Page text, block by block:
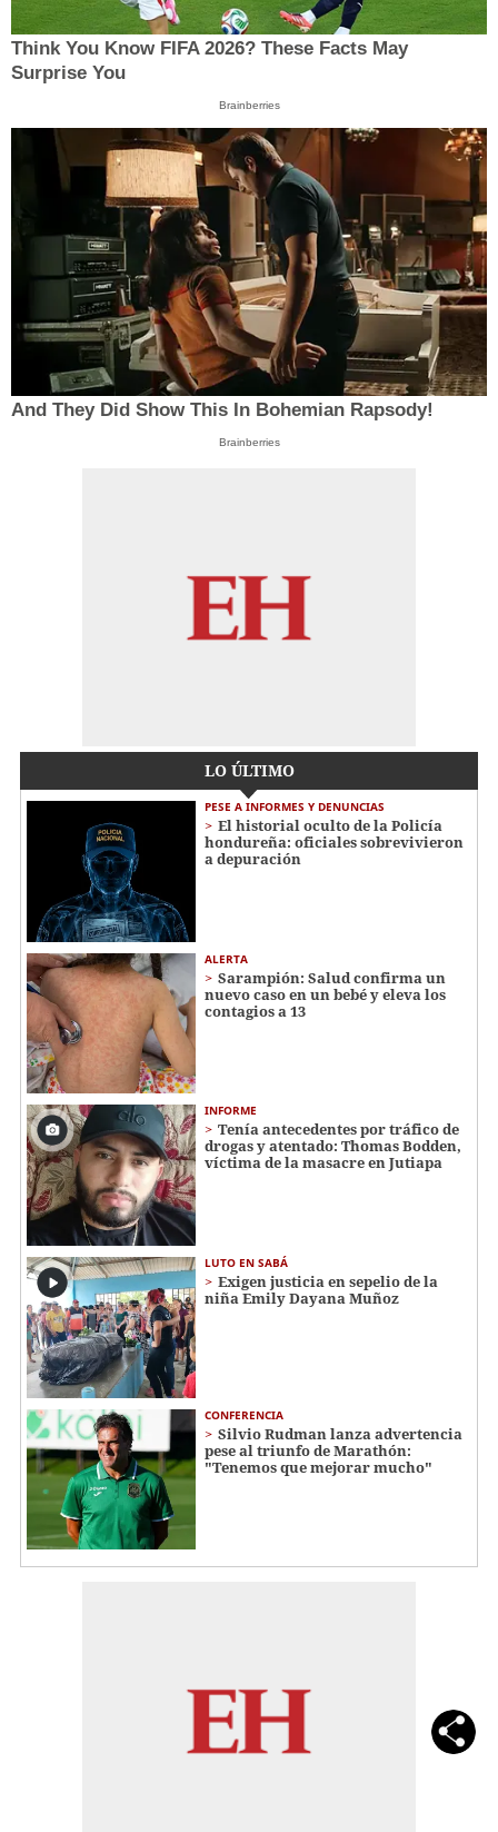
Think You Know FIFA 2026? These Facts May
Surprise You
Brainberries
And They Did Show This In Bohemian Rapsody!
Brainberries
LO ÚLTIMO
PESE A INFORMES Y DENUNCIAS
El historial oculto de la Policía
hondureña: oficiales sobrevivieron
a depuración
ALERTA
Sarampión: Salud confirma un
nuevo caso en un bebé y eleva los
contagios a 13
INFORME
Tenía antecedentes por tráfico de
drogas y atentado: Thomas Bodden,
víctima de la masacre en Jutiapa
LUTO EN SABÁ
Exigen justicia en sepelio de la
niña Emily Dayana Muñoz
CONFERENCIA
Silvio Rudman lanza advertencia
pese al triunfo de Marathón:
"Tenemos que mejorar mucho"